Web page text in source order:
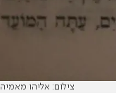
צילום: אליהו מאמיה